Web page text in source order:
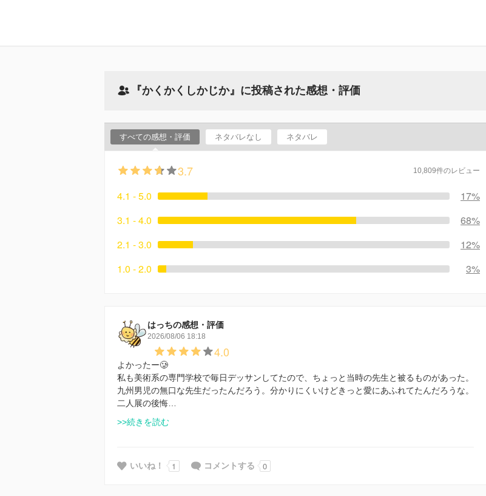
『かくかくしかじか』に投稿された感想・評価
すべての感想・評価 ネタバレなし ネタバレ
3.7 10,809件のレビュー
4.1 - 5.0
17%
3.1 - 4.0
68%
2.1 - 3.0
12%
1.0 - 2.0
3%
はっちの感想・評価
2026/08/06 18:18
4.0
よかったー🥲
私も美術系の専門学校で毎日デッサンしてたので、ちょっと当時の先生と被るものがあった。
九州男児の無口な先生だったんだろう。分かりにくいけどきっと愛にあふれてたんだろうな。
二人展の後悔…
>>続きを読む
いいね！ 1 コメントする 0